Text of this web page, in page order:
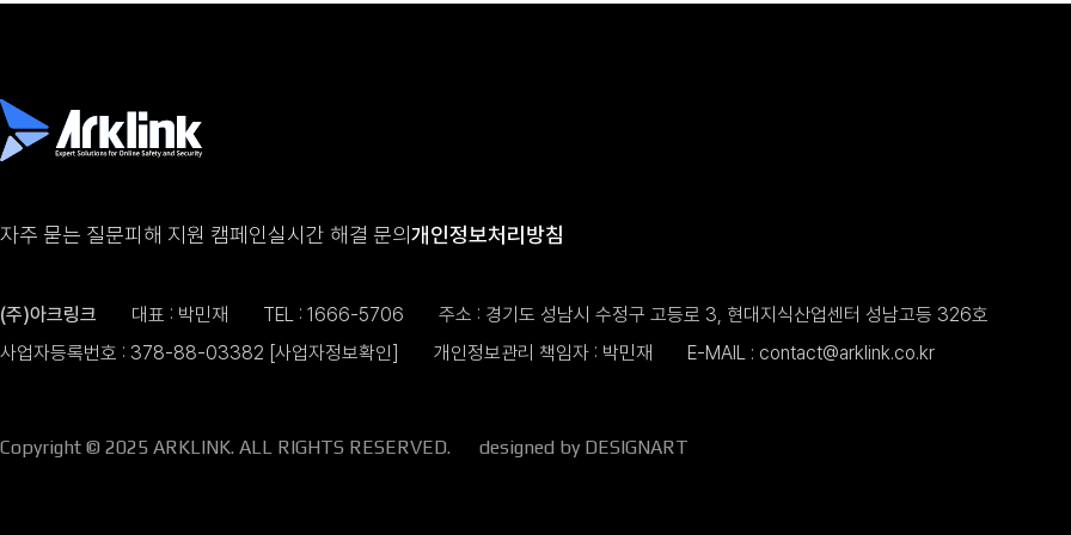
자주 묻는 질문피해 지원 캠페인실시간 해결 문의개인정보처리방침
(주)아크링크 대표 : 박민재 TEL : 1666-5706
주소 : 경기도 성남시 수정구 고등로 3, 현대지식산업센터 성남고등 326호
사업자등록번호 : 378-88-03382 [사업자정보확인] 개인정보관리 책임자 : 박민재 E-MAIL : contact@arklink.co.kr
Copyright © 2025 ARKLINK. ALL RIGHTS RESERVED. designed by DESIGNART